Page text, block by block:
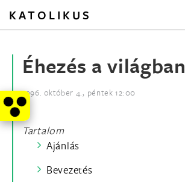
KATOLIKUS
Éhezés a világban
1996. október 4., péntek 12:00
Tartalom
Ajánlás
Bevezetés